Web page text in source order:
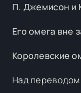
П. Джемисон и
Его омега вне
Королевские
Над переводом